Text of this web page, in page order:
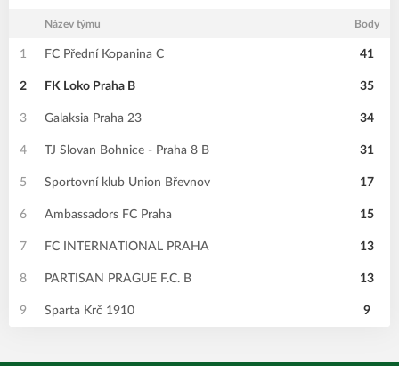
Název týmu Body
1 FC Přední Kopanina C 41
2 FK Loko Praha B 35
3 Galaksia Praha 23 34
4 TJ Slovan Bohnice - Praha 8 B 31
5 Sportovní klub Union Břevnov 17
6 Ambassadors FC Praha 15
7 FC INTERNATIONAL PRAHA 13
8 PARTISAN PRAGUE F.C. B 13
9 Sparta Krč 1910 9